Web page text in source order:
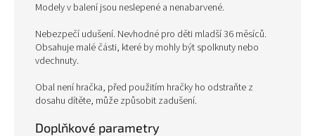
Modely v balení jsou neslepené a nenabarvené.
Nebezpečí udušení. Nevhodné pro děti mladší 36 měsíců.
Obsahuje malé části, které by mohly být spolknuty nebo
vdechnuty.
Obal není hračka, před použitím hračky ho odstraňte z
dosahu dítěte, může způsobit zadušení.
Doplňkové parametry